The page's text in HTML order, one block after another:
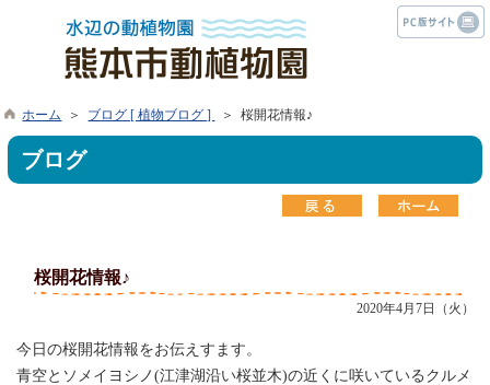
ホーム ＞ ブログ [ 植物ブログ ] ＞ 桜開花情報♪
ブログ
桜開花情報♪
2020年4月7日（火）
今日の桜開花情報をお伝えすます。
青空とソメイヨシノ(江津湖沿い桜並木)の近くに咲いているクルメ